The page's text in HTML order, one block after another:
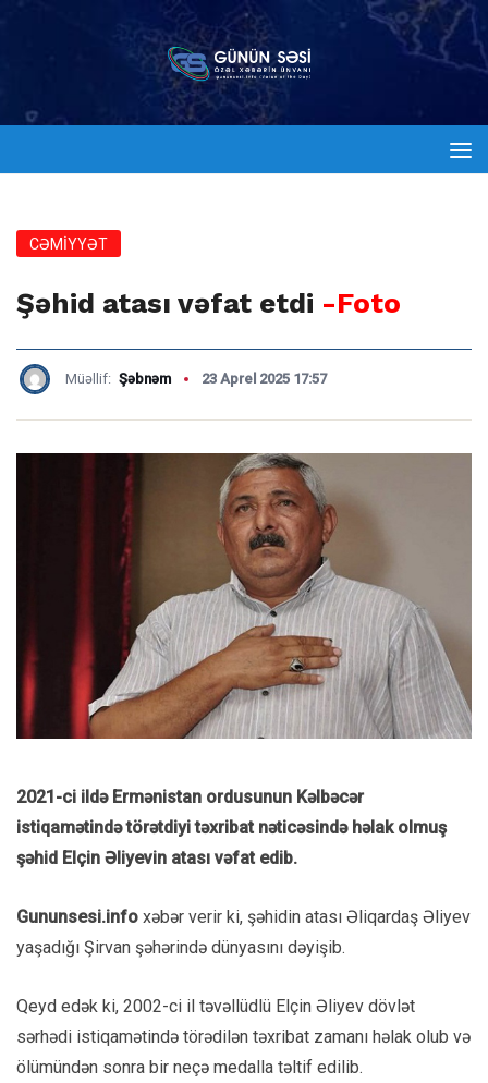
CƏMİYYƏT
Şəhid atası vəfat etdi -Foto
Müəllif: Şəbnəm 23 Aprel 2025 17:57
2021-ci ildə Ermənistan ordusunun Kəlbəcər
istiqamətində törətdiyi təxribat nəticəsində həlak olmuş
şəhid Elçin Əliyevin atası vəfat edib.
Gununsesi.info xəbər verir ki, şəhidin atası Əliqardaş Əliyev
yaşadığı Şirvan şəhərində dünyasını dəyişib.
Qeyd edək ki, 2002-ci il təvəllüdlü Elçin Əliyev dövlət
sərhədi istiqamətində törədilən təxribat zamanı həlak olub və
ölümündən sonra bir neçə medalla təltif edilib.